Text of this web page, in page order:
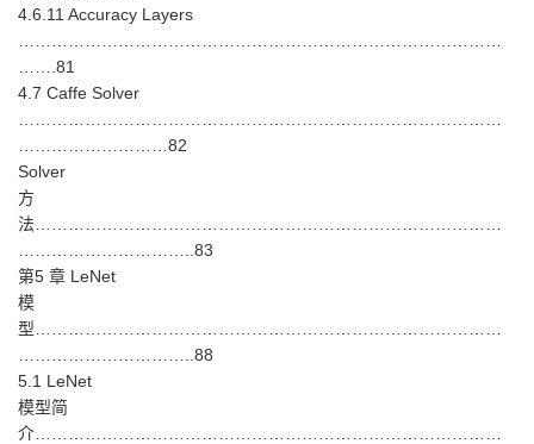
4.6.11 Accuracy Layers
…….81
4.7 Caffe Solver
………………………82
Solver
方
法…………………………………………………………………………
…………………………..83
第5 章 LeNet
模
型…………………………………………………………………………
…………………………..88
5.1 LeNet
模型简
介…………………………………………………………………………